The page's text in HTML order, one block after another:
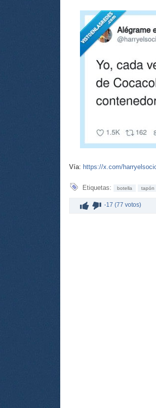
Vía: https://x.com/
Etiquetas: botella tapón
-17 (77 votos)